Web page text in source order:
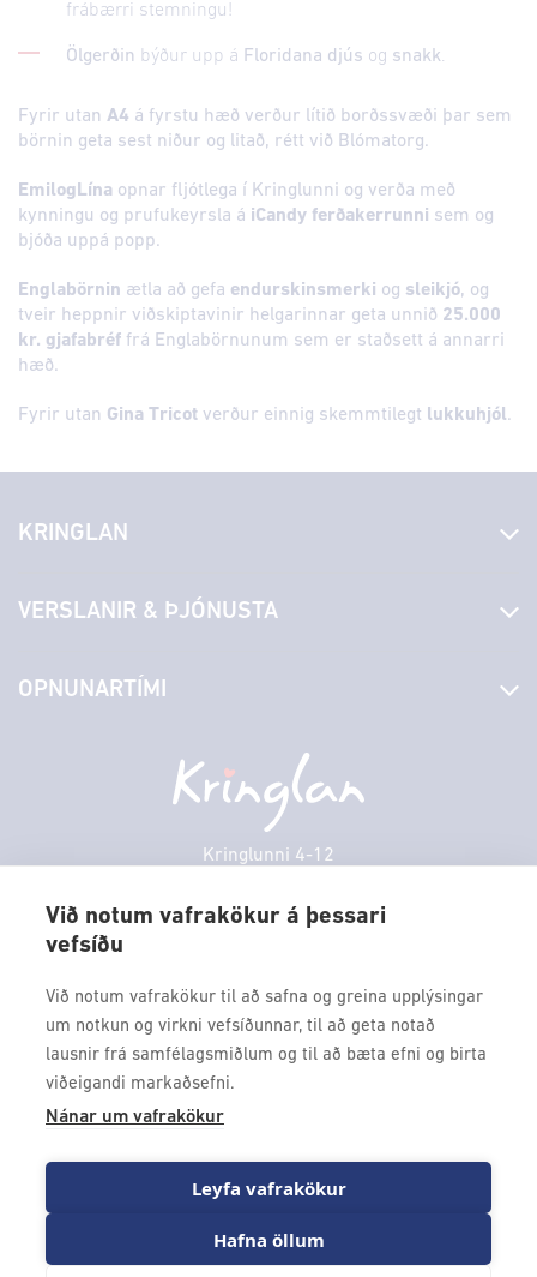
Við notum vafrakökur á þessari
vefsíðu
Við notum vafrakökur til að safna og greina upplýsingar
um notkun og virkni vefsíðunnar, til að geta notað
lausnir frá samfélagsmiðlum og til að bæta efni og birta
viðeigandi markaðsefni.
Nánar um vafrakökur
Leyfa vafrakökur
Hafna öllum
frábærri stemningu!
Ölgerðin býður upp á Floridana djús og snakk.
Fyrir utan A4 á fyrstu hæð verður lítið borðssvæði þar sem
börnin geta sest niður og litað, rétt við Blómatorg.
EmilogLína opnar fljótlega í Kringlunni og verða með
kynningu og prufukeyrsla á iCandy ferðakerrunni sem og
bjóða uppá popp.
Englabörnin ætla að gefa endurskinsmerki og sleikjó, og
tveir heppnir viðskiptavinir helgarinnar geta unnið 25.000
kr. gjafabréf frá Englabörnunum sem er staðsett á annarri
hæð.
Fyrir utan Gina Tricot verður einnig skemmtilegt lukkuhjól.
Kringlunni 4-12
kringlan@kringlan.is
KRINGLAN
Laus störf
Hafðu samband
Persónuverndarstefna
VERSLANIR & ÞJÓNUSTA
Borgarbókasafn
Borgarleikhúsið
Ævintýraland
OPNUNARTÍMI
Þriðjudagur
VERTU MEÐ
Fáðu forskot á dagskrána okkar og sértilboð með því að skrá